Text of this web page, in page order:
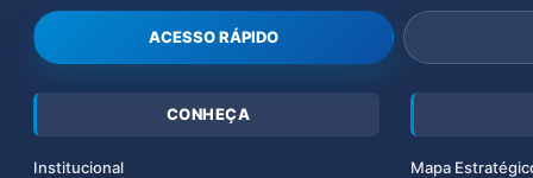
ACESSO RÁPIDO
CONHEÇA
Institucional Mapa